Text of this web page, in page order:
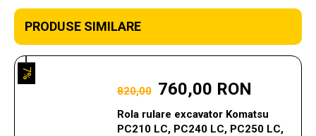
PRODUSE SIMILARE
820,00 760,00 RON
Rola rulare excavator Komatsu
PC210 LC, PC240 LC, PC250 LC,
7%